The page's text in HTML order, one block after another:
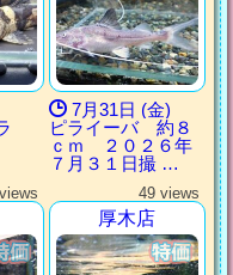
7月31日 (金)
ピライーバ 約８
ｃｍ ２０２６年
７月３１日撮 …
49 views
厚木店